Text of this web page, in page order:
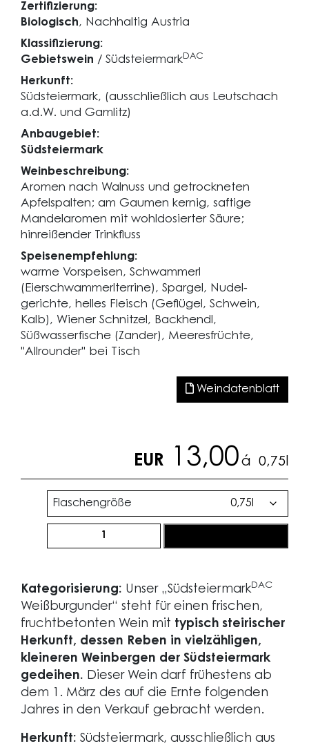
Zertifizierung:
Biologisch, Nachhaltig Austria
Klassifizierung:
Gebietswein / SüdsteiermarkDAC
Herkunft:
Südsteiermark, (ausschließlich aus Leutschach
a.d.W. und Gamlitz)
Anbaugebiet:
Südsteiermark
Weinbeschreibung:
Aromen nach Walnuss und getrockneten
Apfelspalten; am Gaumen kernig, saftige
Mandelaromen mit wohldosierter Säure;
hinreißender Trinkfluss
Speisenempfehlung:
warme Vorspeisen, Schwammerl
(Eierschwammerlterrine), Spargel, Nudel-
gerichte, helles Fleisch (Geflügel, Schwein,
Kalb), Wiener Schnitzel, Backhendl,
Süßwasserfische (Zander), Meeresfrüchte,
"Allrounder" bei Tisch
Weindatenblatt
EUR 13,00 á 0,75l
Flaschengröße
SüdsteiermarkDAC
Weißburgunder
Menge
Kategorisierung: Unser „SüdsteiermarkDAC
Weißburgunder“ steht für einen frischen,
fruchtbetonten Wein mit typisch steirischer
Herkunft, dessen Reben in vielzähligen,
kleineren Weinbergen der Südsteiermark
gedeihen. Dieser Wein darf frühestens ab
dem 1. März des auf die Ernte folgenden
Jahres in den Verkauf gebracht werden.
Herkunft: Südsteiermark, ausschließlich aus